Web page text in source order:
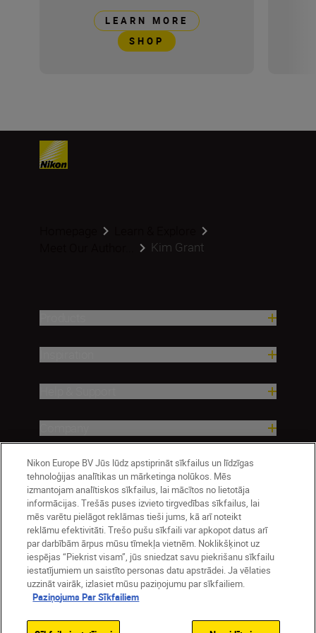
LEARN MORE
SHOP
Kim Grant
Latvija Nikon Sites
Contact Us Privacy Notice
Terms of Use
Cookie Notice
Cookie Settings
© 2026 Nikon
Nikon Europe BV Jūs lūdz apstiprināt sīkfailus un līdzīgas
tehnoloģijas analītikas un mārketinga nolūkos. Mēs
izmantojam analītiskos sīkfailus, lai mācītos no lietotāja
informācijas. Trešās puses izvieto tirgvedības sīkfailus, lai
mēs varētu pielāgot reklāmas tieši jums, kā arī noteikt
reklāmu efektivitāti. Trešo pušu sīkfaili var apkopot datus arī
par darbībām ārpus mūsu tīmekļa vietnēm. Noklikšķinot uz
iespējas “Piekrist visam”, jūs sniedzat savu piekrišanu sīkfailu
iestatījumiem un saistīto personas datu apstrādei. Ja vēlaties
uzzināt vairāk, izlasiet mūsu paziņojumu par sīkfailiem.
Paziņojums Par Sīkfailiem